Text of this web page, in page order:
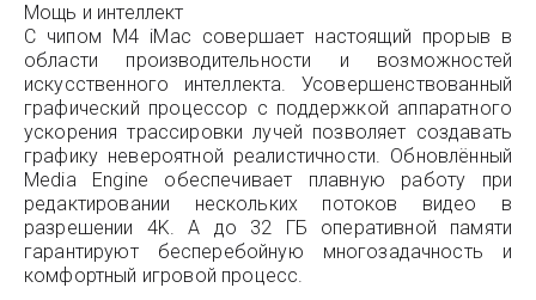
Мощь и интеллект
С чипом M4 iMac совершает настоящий прорыв в
области производительности и возможностей
искусственного интеллекта. Усовершенствованный
графический процессор с поддержкой аппаратного
ускорения трассировки лучей позволяет создавать
графику невероятной реалистичности. Обновлённый
Media Engine обеспечивает плавную работу при
редактировании нескольких потоков видео в
разрешении 4K. А до 32 ГБ оперативной памяти
гарантируют бесперебойную многозадачность и
комфортный игровой процесс.